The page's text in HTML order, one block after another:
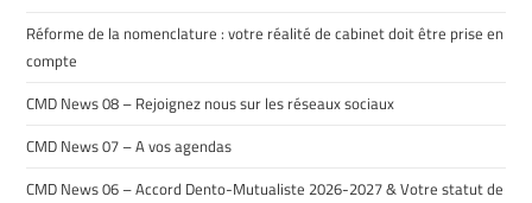
Réforme de la nomenclature : votre réalité de cabinet doit être prise en
compte
CMD News 08 – Rejoignez nous sur les réseaux sociaux
CMD News 07 – A vos agendas
CMD News 06 – Accord Dento-Mutualiste 2026-2027 & Votre statut de